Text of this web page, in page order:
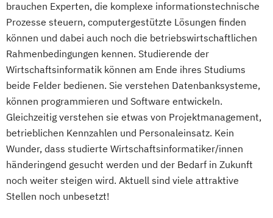
brauchen Experten, die komplexe informationstechnische
Prozesse steuern, computergestützte Lösungen finden
können und dabei auch noch die betriebswirtschaftlichen
Rahmenbedingungen kennen. Studierende der
Wirtschaftsinformatik können am Ende ihres Studiums
beide Felder bedienen. Sie verstehen Datenbanksysteme,
können programmieren und Software entwickeln.
Gleichzeitig verstehen sie etwas von Projektmanagement,
betrieblichen Kennzahlen und Personaleinsatz. Kein
Wunder, dass studierte Wirtschaftsinformatiker/innen
händeringend gesucht werden und der Bedarf in Zukunft
noch weiter steigen wird. Aktuell sind viele attraktive
Stellen noch unbesetzt!